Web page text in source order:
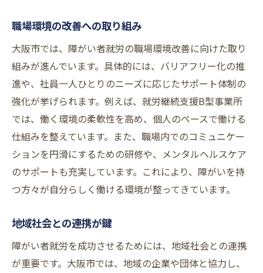
職場環境の改善への取り組み
大阪市では、障がい者就労の職場環境改善に向けた取り
組みが進んでいます。具体的には、バリアフリー化の推
進や、社員一人ひとりのニーズに応じたサポート体制の
強化が挙げられます。例えば、就労継続支援B型事業所
では、働く環境の柔軟性を高め、個人のペースで働ける
仕組みを整えています。また、職場内でのコミュニケー
ションを円滑にするための研修や、メンタルヘルスケア
のサポートも充実しています。これにより、障がいを持
つ方々が自分らしく働ける環境が整ってきています。
地域社会との連携が鍵
障がい者就労を成功させるためには、地域社会との連携
が重要です。大阪市では、地域の企業や団体と協力し、